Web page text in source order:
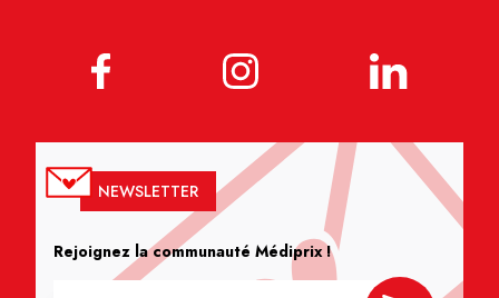
NEWSLETTER
Rejoignez la communauté Médiprix !